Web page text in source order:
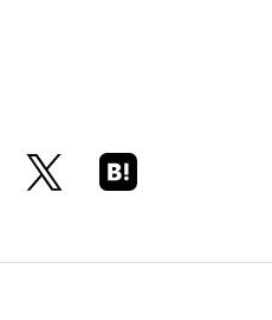
Hatena
Boo